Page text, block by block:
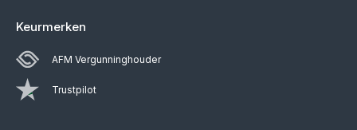
Keurmerken
AFM Vergunninghouder
Trustpilot